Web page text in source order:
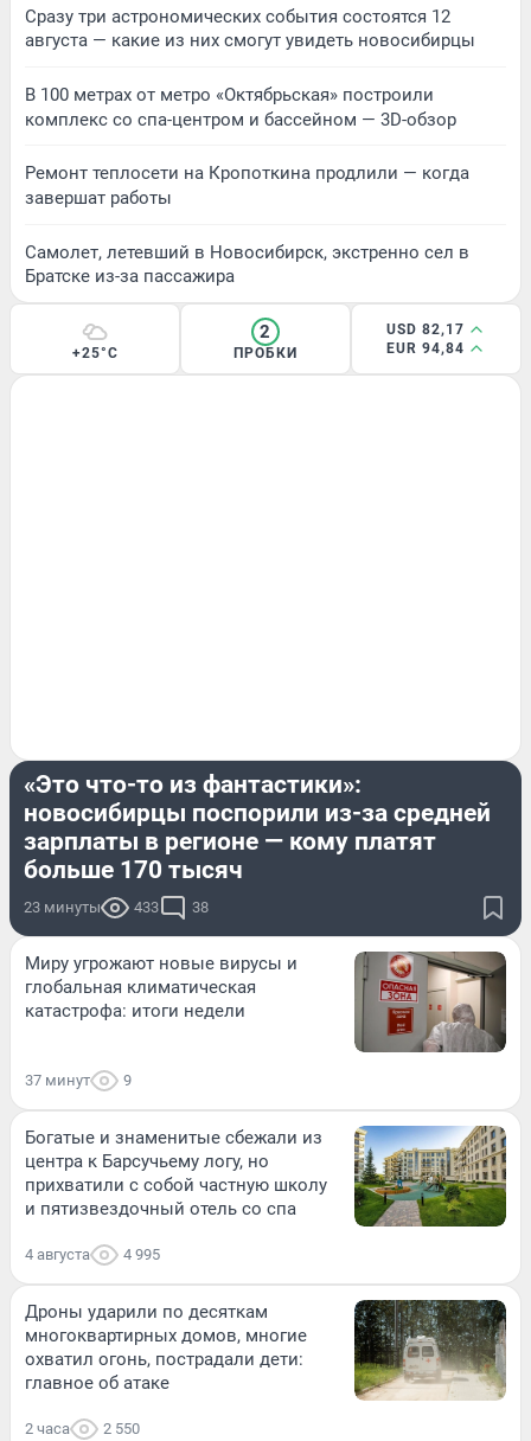
Сразу три астрономических события состоятся 12
августа — какие из них смогут увидеть новосибирцы
В 100 метрах от метро «Октябрьская» построили
комплекс со спа-центром и бассейном — 3D-обзор
Ремонт теплосети на Кропоткина продлили — когда
завершат работы
Самолет, летевший в Новосибирск, экстренно сел в
Братске из-за пассажира
+25°C
2
ПРОБКИ
USD 82,17
EUR 94,84
«Это что-то из фантастики»:
новосибирцы поспорили из-за средней
зарплаты в регионе — кому платят
больше 170 тысяч
23 минуты 433 38
Миру угрожают новые вирусы и
глобальная климатическая
катастрофа: итоги недели
37 минут 9
Богатые и знаменитые сбежали из
центра к Барсучьему логу, но
прихватили с собой частную школу
и пятизвездочный отель со спа
4 августа 4 995
Дроны ударили по десяткам
многоквартирных домов, многие
охватил огонь, пострадали дети:
главное об атаке
2 часа 2 550